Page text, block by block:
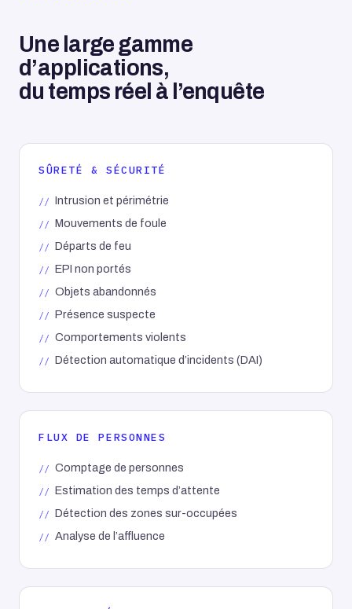
Une large gamme
d’applications,
du temps réel à l’enquête
SÛRETÉ & SÉCURITÉ
Intrusion et périmétrie
Mouvements de foule
Départs de feu
EPI non portés
Objets abandonnés
Présence suspecte
Comportements violents
Détection automatique d’incidents (DAI)
FLUX DE PERSONNES
Comptage de personnes
Estimation des temps d’attente
Détection des zones sur-occupées
Analyse de l’affluence